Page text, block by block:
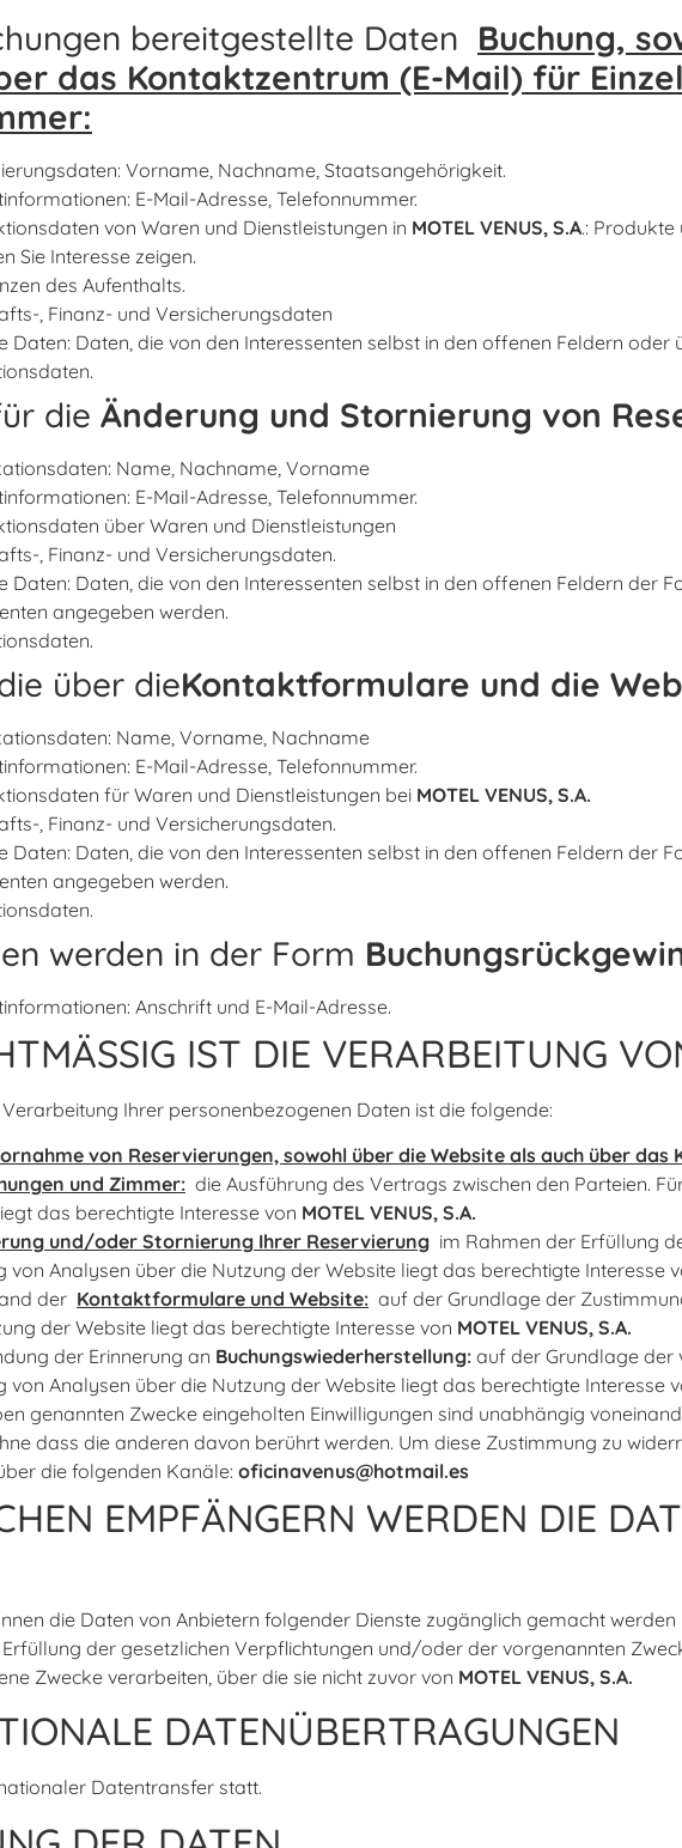
bereitgestellte Daten Buchung,
das Kontaktzentrum (E-Mail) für
Vorname, Nachname, Staatsangehörigkeit.
E-Mail-Adresse, Telefonnummer.
von Waren und Dienstleistungen in MOTEL VENUS, S.A.:
Sie Interesse zeigen.
des Aufenthalts.
, Finanz- und Versicherungsdaten
Daten: Daten, die von den Interessenten selbst in den offenen Feldern
die Änderung und Stornierung von
Name, Nachname, Vorname
E-Mail-Adresse, Telefonnummer.
über Waren und Dienstleistungen
, Finanz- und Versicherungsdaten.
Daten: Daten, die von den Interessenten selbst in den offenen Feldern der
angegeben werden.
über dieKontaktformulare und die
Name, Vorname, Nachname
E-Mail-Adresse, Telefonnummer.
für Waren und Dienstleistungen bei MOTEL VENUS, S.A.
, Finanz- und Versicherungsdaten.
Daten: Daten, die von den Interessenten selbst in den offenen Feldern der
angegeben werden.
werden in der Form
Anschrift und E-Mail-Adresse.
IST DIE VERARBEITUNG
Ihrer personenbezogenen Daten ist die folgende:
von Reservierungen, sowohl über die Website als auch über
und Zimmer: die Ausführung des Vertrags zwischen den Parteien.
das berechtigte Interesse von MOTEL VENUS, S.A.
und/oder Stornierung Ihrer Reservierung im Rahmen der Erfüllung
von Analysen über die Nutzung der Website liegt das berechtigte Interesse
der Kontaktformulare und Website: auf der Grundlage der
der Website liegt das berechtigte Interesse von MOTEL VENUS, S.A.
der Erinnerung an Buchungswiederherstellung: auf der Grundlage der
von Analysen über die Nutzung der Website liegt das berechtigte Interesse
genannten Zwecke eingeholten Einwilligungen sind unabhängig
dass die anderen davon berührt werden. Um diese Zustimmung zu
die folgenden Kanäle: oficinavenus@hotmail.es
EMPFÄNGERN WERDEN DIE
die Daten von Anbietern folgender Dienste zugänglich gemacht werden
der gesetzlichen Verpflichtungen und/oder der vorgenannten
Zwecke verarbeiten, über die sie nicht zuvor von MOTEL VENUS, S.A.
DATENÜBERTRAGUNGEN
Datentransfer statt.